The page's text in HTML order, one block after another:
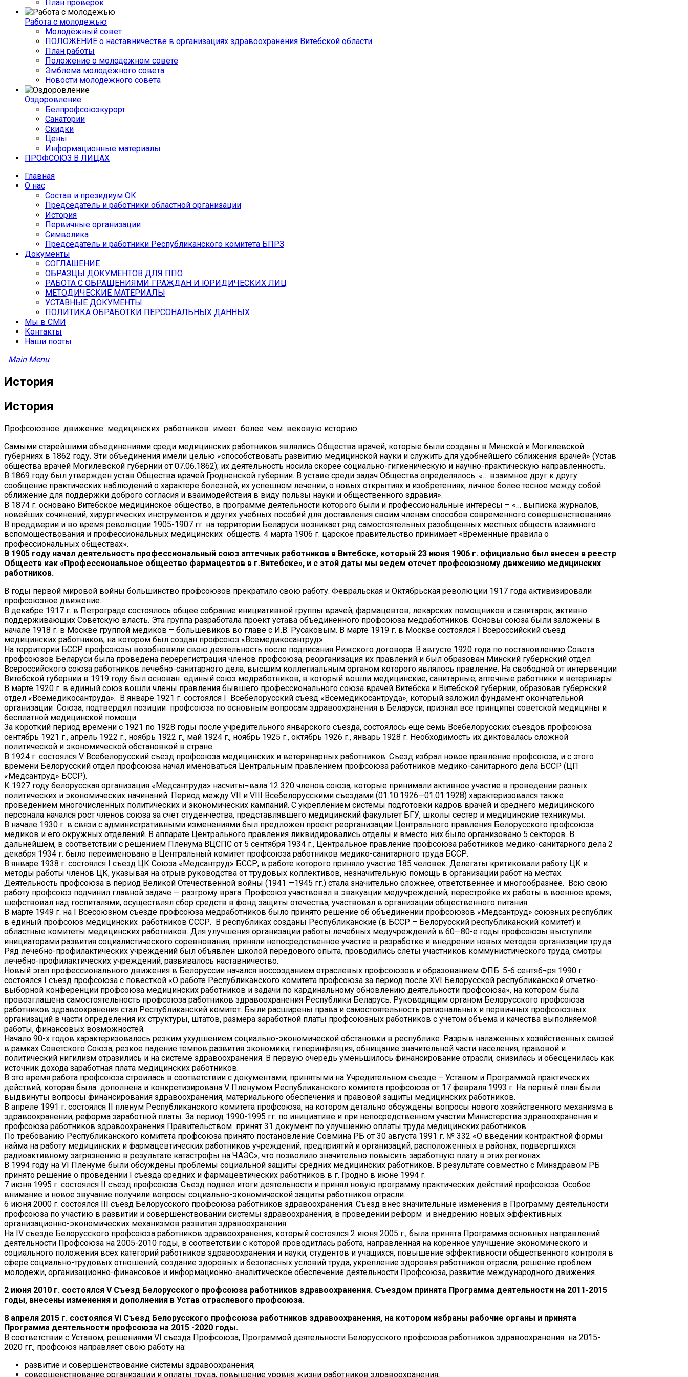
План проверок
Работа с молодежью
Молодёжный совет
ПОЛОЖЕНИЕ о наставничестве в организациях здравоохранения Витебской области
План работы
Положение о молодежном совете
Эмблема молодёжного совета
Новости молодежного совета
Оздоровление
Белпрофсоюзкурорт
Санатории
Скидки
Цены
Информационные материалы
ПРОФСОЮЗ В ЛИЦАХ
Главная
О нас
Состав и президиум ОК
Председатель и работники областной организации
История
Первичные организации
Символика
Председатель и работники Республиканского комитета БПРЗ
Документы
СОГЛАШЕНИЕ
ОБРАЗЦЫ ДОКУМЕНТОВ ДЛЯ ППО
РАБОТА С ОБРАЩЕНИЯМИ ГРАЖДАН И ЮРИДИЧЕСКИХ ЛИЦ
МЕТОДИЧЕСКИЕ МАТЕРИАЛЫ
УСТАВНЫЕ ДОКУМЕНТЫ
ПОЛИТИКА ОБРАБОТКИ ПЕРСОНАЛЬНЫХ ДАННЫХ
Мы в СМИ
Контакты
Наши поэты
Main Menu
История
История
Профсоюзное движение медицинских работников имеет более чем вековую историю.
Самыми старейшими объединениями среди медицинских работников являлись Общества врачей, которые были созданы в Минской и Могилевской
губерниях в 1862 году. Эти объединения имели целью «способствовать развитию медицинской науки и служить для удобнейшего сближения врачей» (Устав
общества врачей Могилевской губернии от 07.06.1862); их деятельность носила скорее социально-гигиеническую и научно-практическую направленность.
В 1869 году был утвержден устав Общества врачей Гродненской губернии. В уставе среди задач Общества определялось: «… взаимное друг к другу
сообщение практических наблюдений о характере болезней, их успешном лечении, о новых открытиях и изобретениях, личное более тесное между собой
сближение для поддержки доброго согласия и взаимодействия в виду пользы науки и общественного здравия».
В 1874 г. основано Витебское медицинское общество, в программе деятельности которого были и профессиональные интересы – «… выписка журналов,
новейших сочинений, хирургических инструментов и других учебных пособий для доставления своим членам способов современного совершенствования».
В преддверии и во время революции 1905-1907 гг. на территории Беларуси возникает ряд самостоятельных разобщенных местных обществ взаимного
вспомоществования и профессиональных медицинских обществ. 4 марта 1906 г. царское правительство принимает «Временные правила о
профессиональных обществах».
В 1905 году начал деятельность профессиональный союз аптечных работников в Витебске, который 23 июня 1906 г. официально был внесен в реестр
Обществ как «Профессиональное общество фармацевтов в г.Витебске», и с этой даты мы ведем отсчет профсоюзному движению медицинских
работников.
В годы первой мировой войны большинство профсоюзов прекратило свою работу. Февральская и Октябрьская революции 1917 года активизировали
профсоюзное движение.
В декабре 1917 г. в Петрограде состоялось общее собрание инициативной группы врачей, фармацевтов, лекарских помощников и санитарок, активно
поддерживающих Советскую власть. Эта группа разработала проект устава объединенного профсоюза медработников. Основы союза были заложены в
начале 1918 г. в Москве группой медиков – большевиков во главе с И.В. Русаковым. В марте 1919 г. в Москве состоялся I Всероссийский съезд
медицинских работников, на котором был создан профсоюз «Всемедикосантруд».
На территории БССР профсоюзы возобновили свою деятельность после подписания Рижского договора. В августе 1920 года по постановлению Совета
профсоюзов Беларуси была проведена перерегистрация членов профсоюза, реорганизация их правлений и был образован Минский губернский отдел
Всероссийского союза работников лечебно-санитарного дела, высшим коллегиальным органом которого являлось правление. На свободной от интервенции
Витебской губернии в 1919 году был основан единый союз медработников, в который вошли медицинские, санитарные, аптечные работники и ветеринары.
В марте 1920 г. в единый союз вошли члены правления бывшего профессионального союза врачей Витебска и Витебской губернии, образовав губернский
отдел «Всемедикосантруда». В январе 1921 г. состоялся I Всебелорусский съезд «Всемедикосантруда», который заложил фундамент окончательной
организации Союза, подтвердил позиции профсоюза по основным вопросам здравоохранения в Беларуси, признал все принципы советской медицины и
бесплатной медицинской помощи.
За короткий период времени с 1921 по 1928 годы после учредительного январского съезда, состоялось еще семь Всебелорусских съездов профсоюза:
сентябрь 1921 г., апрель 1922 г., ноябрь 1922 г., май 1924 г., ноябрь 1925 г., октябрь 1926 г., январь 1928 г. Необходимость их диктовалась сложной
политической и экономической обстановкой в стране.
В 1924 г. состоялся V Всебелорусский съезд профсоюза медицинских и ветеринарных работников. Съезд избрал новое правление профсоюза, и с этого
времени Белорусский отдел профсоюза начал именоваться Центральным правлением профсоюза работников медико-санитарного дела БССР (ЦП
«Медсантруд» БССР).
К 1927 году белорусская организация «Медсантруда» насчиты¬вала 12 320 членов союза, которые принимали активное участие в проведении разных
политических и экономических начинаний. Период между VII и VIII Всебелорусскими съездами (01.10.1926—01.01.1928) характеризовался также
проведением многочисленных политических и экономических кампаний. С укреплением системы подготовки кадров врачей и среднего медицинского
персонала начался рост членов союза за счет студенчества, представлявшего медицинский факультет БГУ, школы сестер и медицинские техникумы.
В начале 1930 г. в связи с административными изменениями был предложен проект реорганизации Центрального правления Белорусского профсоюза
медиков и его окружных отделений. В аппарате Центрального правления ликвидировались отделы и вместо них было организовано 5 секторов. В
дальнейшем, в соответствии с решением Пленума ВЦСПС от 5 сентября 1934 г., Центральное правление профсоюза работников медико-санитарного дела 2
декабря 1934 г. было переименовано в Центральный комитет профсоюза работников медико-санитарного труда БССР.
В январе 1938 г. состоялся I съезд ЦК Союза «Медсантруд» БССР, в работе которого приняло участие 185 человек. Делегаты критиковали работу ЦК и
методы работы членов ЦК, указывая на отрыв руководства от трудовых коллективов, незначительную помощь в организации работ на местах.
Деятельность профсоюза в период Великой Отечественной войны (1941 —1945 гг.) стала значительно сложнее, ответственнее и многообразнее. Всю свою
работу профсоюз подчинил главной задаче — разгрому врага. Профсоюз участвовал в эвакуации медучреждений, перестройке их работы в военное время,
шефствовал над госпиталями, осуществлял сбор средств в фонд защиты отечества, участвовал в организации общественного питания.
В марте 1949 г. на I Всесоюзном съезде профсоюза медработников было принято решение об объединении профсоюзов «Медсантруд» союзных республик
в единый профсоюз медицинских работников СССР. В республиках созданы Республиканские (в БССР – Белорусский республиканский комитет) и
областные комитеты медицинских работников. Для улучшения организации работы лечебных медучреждений в 60—80-е годы профсоюзы выступили
инициаторами развития социалистического соревнования, приняли непосредственное участие в разработке и внедрении новых методов организации труда.
Ряд лечебно-профилактических учреждений был объявлен школой передового опыта, проводились слеты участников коммунистического труда, смотры
лечебно-профилактических учреждений, развивалось наставничество.
Новый этап профессионального движения в Белоруссии начался воссозданием отраслевых профсоюзов и образованием ФПБ. 5-6 сентяб¬ря 1990 г.
состоялся I съезд профсоюза с повесткой «О работе Республиканского комитета профсоюза за период после XVI Белорусской республиканской отчетно-
выборной конференции профсоюза медицинских работников и задачи по кардинальному обновлению деятельности профсоюза», на котором была
провозглашена самостоятельность профсоюза работников здравоохранения Республики Беларусь. Руководящим органом Белорусского профсоюза
работников здравоохранения стал Республиканский комитет. Были расширены права и самостоятельность региональных и первичных профсоюзных
организаций в части определения их структуры, штатов, размера заработной платы профсоюзных работников с учетом объема и качества выполняемой
работы, финансовых возможностей.
Начало 90-х годов характеризовалось резким ухудшением социально-экономической обстановки в республике. Разрыв налаженных хозяйственных связей
в рамках Советского Союза, резкое падение темпов развития экономики, гиперинфляция, обнищание значительной части населения, правовой и
политический нигилизм отразились и на системе здравоохранения. В первую очередь уменьшилось финансирование отрасли, снизилась и обесценилась как
источник дохода заработная плата медицинских работников.
В это время работа профсоюза строилась в соответствии с документами, принятыми на Учредительном съезде – Уставом и Программой практических
действий, которая была дополнена и конкретизирована V Пленумом Республиканского комитета профсоюза от 17 февраля 1993 г. На первый план были
выдвинуты вопросы финансирования здравоохранения, материального обеспечения и правовой защиты медицинских работников.
В апреле 1991 г. состоялся II пленум Республиканского комитета профсоюза, на котором детально обсуждены вопросы нового хозяйственного механизма в
здравоохранении, реформа заработной платы. За период 1990-1995 гг. по инициативе и при непосредственном участии Министерства здравоохранения и
профсоюза работников здравоохранения Правительством принят 31 документ по улучшению оплаты труда медицинских работников.
По требованию Республиканского комитета профсоюза принято постановление Совмина РБ от 30 августа 1991 г. № 332 «О введении контрактной формы
найма на работу медицинских и фармацевтических работников учреждений, предприятий и организаций, расположенных в районах, подвергшихся
радиоактивному загрязнению в результате катастрофы на ЧАЭС», что позволило значительно повысить заработную плату в этих регионах.
В 1994 году на VI Пленуме были обсуждены проблемы социальной защиты средних медицинских работников. В результате совместно с Минздравом РБ
принято решение о проведении I съезда средних и фармацевтических работников в г. Гродно в июне 1994 г.
7 июня 1995 г. состоялся II съезд профсоюза. Съезд подвел итоги деятельности и принял новую программу практических действий профсоюза. Особое
внимание и новое звучание получили вопросы социально-экономической защиты работников отрасли.
6 июня 2000 г. состоялся III съезд Белорусского профсоюза работников здравоохранения. Съезд внес значительные изменения в Программу деятельности
профсоюза по участию в развитии и совершенствовании системы здравоохранения, в проведении реформ и внедрению новых эффективных
организационно-экономических механизмов развития здравоохранения.
На IV съезде Белорусского профсоюза работников здравоохранения, который состоялся 2 июня 2005 г., была принята Программа основных направлений
деятельности Профсоюза на 2005-2010 годы, в соответствии с которой проводитлась работа, направленная на коренное улучшение экономического и
социального положения всех категорий работников здравоохранения и науки, студентов и учащихся, повышение эффективности общественного контроля в
сфере социально-трудовых отношений, создание здоровых и безопасных условий труда, укрепление здоровья работников отрасли, решение проблем
молодёжи, организационно-финансовое и информационно-аналитическое обеспечение деятельности Профсоюза, развитие международного движения.
2 июня 2010 г. состоялся V Съезд Белорусского профсоюза работников здравоохранения. Съездом принята Программа деятельности на 2011-2015
годы, внесены изменения и дополнения в Устав отраслевого профсоюза.
8 апреля 2015 г. состоялся VI Съезд Белорусского профсоюза работников здравоохранения, на котором избраны рабочие органы и принята
Программа деятельности профсоюза на 2015 -2020 годы.
В соответствии с Уставом, решениями VI съезда Профсоюза, Программой деятельности Белорусского профсоюза работников здравоохранения на 2015-
2020 гг., профсоюз направляет свою работу на:
развитие и совершенствование системы здравоохранения;
совершенствование организации и оплаты труда, повышение уровня жизни работников здравоохранения;